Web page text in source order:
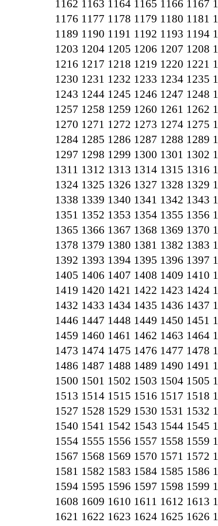
1162 1163 1164 1165 1166 1167
1176 1177 1178 1179 1180 1181
1189 1190 1191 1192 1193 1194
1203 1204 1205 1206 1207 1208
1216 1217 1218 1219 1220 1221
1230 1231 1232 1233 1234 1235
1243 1244 1245 1246 1247 1248
1257 1258 1259 1260 1261 1262
1270 1271 1272 1273 1274 1275
1284 1285 1286 1287 1288 1289
1297 1298 1299 1300 1301 1302
1311 1312 1313 1314 1315 1316
1324 1325 1326 1327 1328 1329
1338 1339 1340 1341 1342 1343
1351 1352 1353 1354 1355 1356
1365 1366 1367 1368 1369 1370
1378 1379 1380 1381 1382 1383
1392 1393 1394 1395 1396 1397
1405 1406 1407 1408 1409 1410
1419 1420 1421 1422 1423 1424
1432 1433 1434 1435 1436 1437
1446 1447 1448 1449 1450 1451
1459 1460 1461 1462 1463 1464
1473 1474 1475 1476 1477 1478
1486 1487 1488 1489 1490 1491
1500 1501 1502 1503 1504 1505
1513 1514 1515 1516 1517 1518
1527 1528 1529 1530 1531 1532
1540 1541 1542 1543 1544 1545
1554 1555 1556 1557 1558 1559
1567 1568 1569 1570 1571 1572
1581 1582 1583 1584 1585 1586
1594 1595 1596 1597 1598 1599
1608 1609 1610 1611 1612 1613
1621 1622 1623 1624 1625 1626